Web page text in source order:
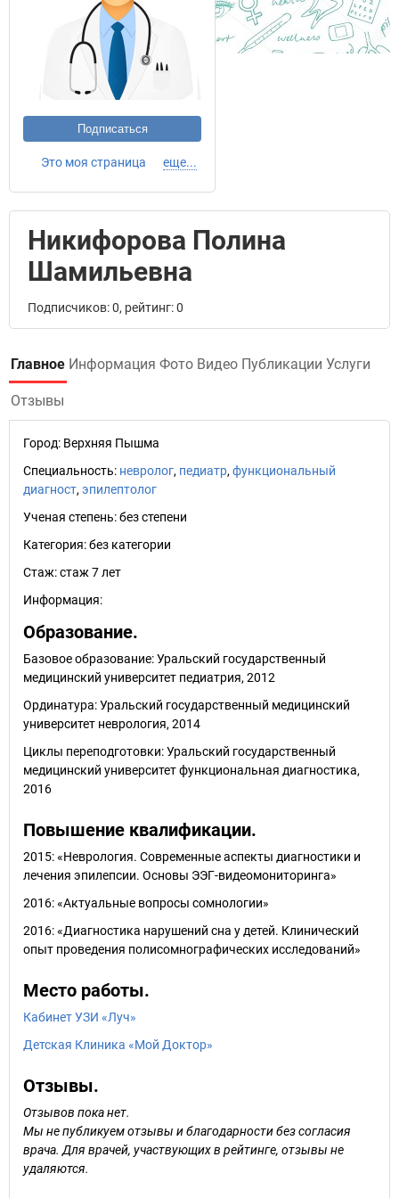
Подписаться
Это моя страница еще...
Никифорова Полина
Шамильевна
Подписчиков: 0, рейтинг: 0
Главное Информация Фото Видео Публикации Услуги
Отзывы
Город: Верхняя Пышма
Специальность: невролог, педиатр, функциональный
диагност, эпилептолог
Ученая степень:без степени
Категория:без категории
Стаж:стаж 7 лет
Информация:
Образование.
Базовое образование: Уральский государственный
медицинский университет педиатрия, 2012
Ординатура: Уральский государственный медицинский
университет неврология, 2014
Циклы переподготовки: Уральский государственный
медицинский университет функциональная диагностика,
2016
Повышение квалификации.
2015: «Неврология. Современные аспекты диагностики и
лечения эпилепсии. Основы ЭЭГ-видеомониторинга»
2016: «Актуальные вопросы сомнологии»
2016: «Диагностика нарушений сна у детей. Клинический
опыт проведения полисомнографических исследований»
Место работы.
Кабинет УЗИ «Луч»
Детская Клиника «Мой Доктор»
Отзывы.
Отзывов пока нет.
Мы не публикуем отзывы и благодарности без согласия
врача. Для врачей, участвующих в рейтинге, отзывы не
удаляются.